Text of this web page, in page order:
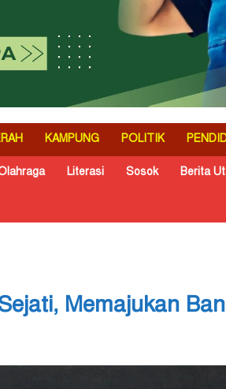
KAMPUNG POLITIK
Literasi Sosok Berita
Memajukan